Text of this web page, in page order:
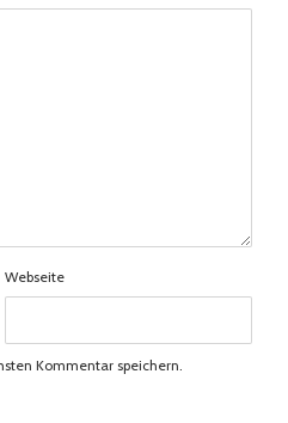
Webseite
Kommentar speichern.